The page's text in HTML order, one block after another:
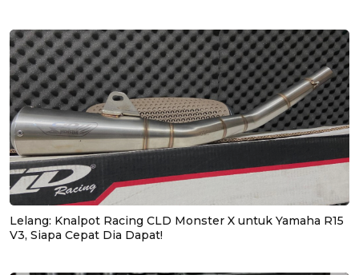
Lelang: Knalpot Racing CLD Monster X untuk Yamaha R15
V3, Siapa Cepat Dia Dapat!